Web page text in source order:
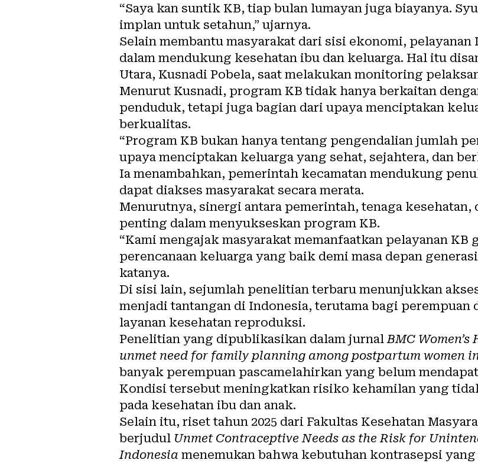
“Saya kan suntik KB, tiap bulan lumayan juga biayanya.
implan untuk setahun,” ujarnya.
Selain membantu masyarakat dari sisi ekonomi,
dalam mendukung kesehatan ibu dan keluarga. Hal itu
Utara, Kusnadi Pobela, saat melakukan monitoring
Menurut Kusnadi, program KB tidak hanya berkaitan
penduduk, tetapi juga bagian dari upaya menciptakan
berkualitas.
“Program KB bukan hanya tentang pengendalian jumlah
upaya menciptakan keluarga yang sehat, sejahtera, dan
Ia menambahkan, pemerintah kecamatan mendukung
dapat diakses masyarakat secara merata.
Menurutnya, sinergi antara pemerintah, tenaga
penting dalam menyukseskan program KB.
“Kami mengajak masyarakat memanfaatkan pelayanan KB
perencanaan keluarga yang baik demi masa depan
katanya.
Di sisi lain, sejumlah penelitian terbaru menunjukkan
menjadi tantangan di Indonesia, terutama bagi perempuan
layanan kesehatan reproduksi.
Penelitian yang dipublikasikan dalam jurnal BMC Women’s
unmet need for family planning among postpartum women
banyak perempuan pascamelahirkan yang belum
Kondisi tersebut meningkatkan risiko kehamilan yang
pada kesehatan ibu dan anak.
Selain itu, riset tahun 2025 dari Fakultas Kesehatan
berjudul Unmet Contraceptive Needs as the Risk for
Indonesia menemukan bahwa kebutuhan kontrasepsi